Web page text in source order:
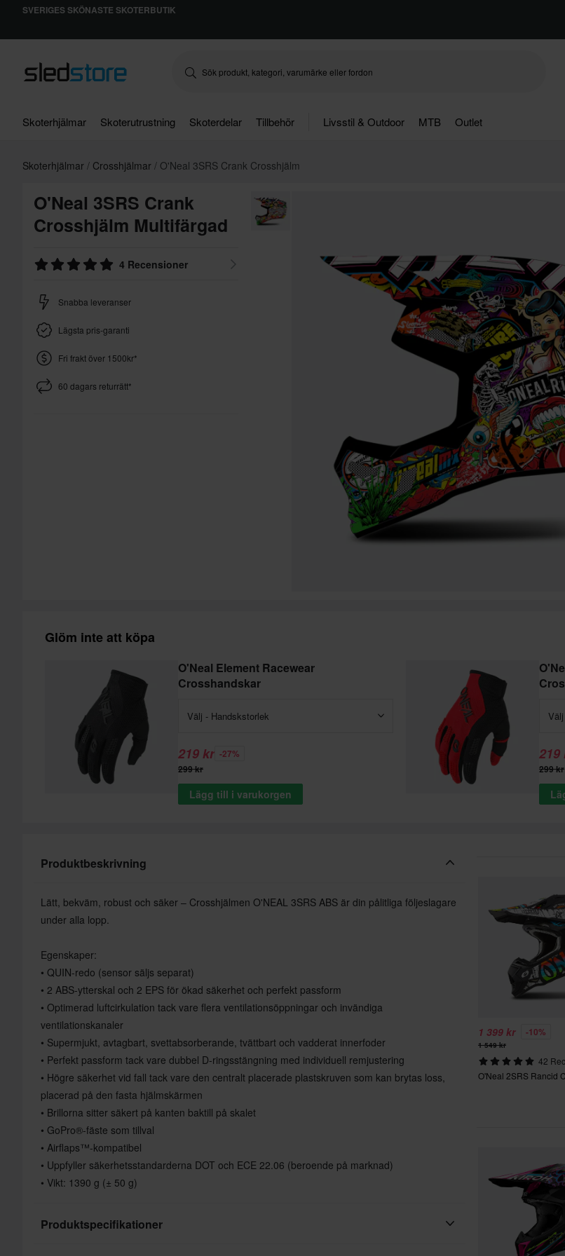
SVERIGES SKÖNASTE SKOTERBUTIK
Skoterhjälmar Skoterutrustning Skoterdelar Tillbehör Livsstil & Outdoor MTB Outlet
Skoterhjälmar Crosshjälmar O'Neal 3SRS Crank Crosshjälm
O'Neal 3SRS Crank
Crosshjälm Multifärgad
4 Recensioner
Snabba leveranser
Lägsta pris-garanti
Fri frakt över 1500kr*
60 dagars returrätt*
Glöm inte att köpa
O'Neal Element Racewear
Crosshandskar
Välj - Handskstorlek
219 kr -27%
299 kr
Lägg till i varukorgen
219
299 kr
Produktbeskrivning
Lätt, bekväm, robust och säker – Crosshjälmen O'NEAL 3SRS ABS är din pålitliga följeslagare
under alla lopp.
Egenskaper:
• QUIN-redo (sensor säljs separat)
• 2 ABS-ytterskal och 2 EPS för ökad säkerhet och perfekt passform
• Optimerad luftcirkulation tack vare flera ventilationsöppningar och invändiga
ventilationskanaler
• Supermjukt, avtagbart, svettabsorberande, tvättbart och vadderat innerfoder
• Perfekt passform tack vare dubbel D-ringsstängning med individuell remjustering
• Högre säkerhet vid fall tack vare den centralt placerade plastskruven som kan brytas loss,
placerad på den fasta hjälmskärmen
• Brillorna sitter säkert på kanten baktill på skalet
• GoPro®-fäste som tillval
• Airflaps™-kompatibel
• Uppfyller säkerhetsstandarderna DOT och ECE 22.06 (beroende på marknad)
• Vikt: 1390 g (± 50 g)
Produktspecifikationer
1 399 kr -10%
1 549 kr
42
O'Neal 2SRS Rancid